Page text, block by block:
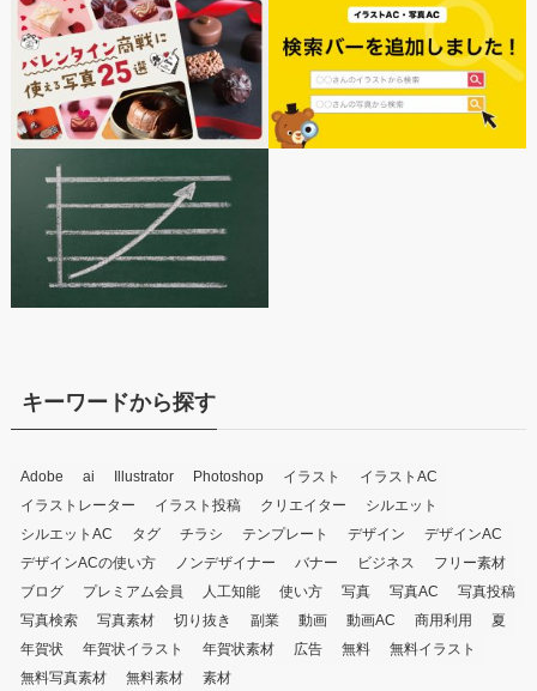
キーワードから探す
Adobe ai Illustrator Photoshop イラスト
イラストAC
イラストレーター
イラスト投稿 クリエイター
シルエット
シルエットAC
タグ チラシ テンプレート デザイン
デザインAC
デザインACの使い方
ノンデザイナー バナー ビジネス
フリー素材
ブログ
プレミアム会員 人工知能 使い方 写真 写真AC
写真投稿
写真検索
写真素材 切り抜き 副業 動画 動画AC 商用利用
夏
年賀状
年賀状イラスト 年賀状素材 広告 無料
無料イラスト
無料写真素材
無料素材 素材